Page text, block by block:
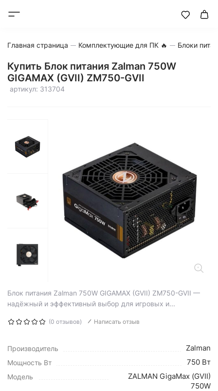
Главная страница Комплектующие для ПК 🔥 Блоки
Купить Блок питания Zalman 750W
GIGAMAX (GVII) ZM750-GVII
артикул: 313704
Блок питания Zalman 750W GIGAMAX (GVII) ZM750-GVII —
надёжный и эффективный выбор для игровых и...
(0 отзывов) Написать отзыв
Производитель Zalman
Мощность Вт 750 Вт
Модель
ZALMAN GigaMax (GVII)
750W